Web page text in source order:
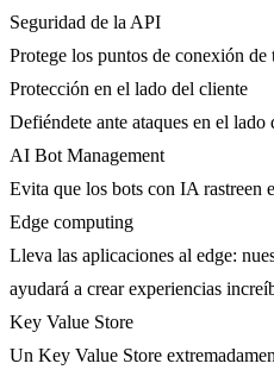
Seguridad de la API
Protege los puntos de conexión de
Protección en el lado del cliente
Defiéndete ante ataques en el lado
AI Bot Management
Evita que los bots con IA rastreen
Edge computing
Lleva las aplicaciones al edge:
ayudará a crear experiencias
Key Value Store
Un Key Value Store